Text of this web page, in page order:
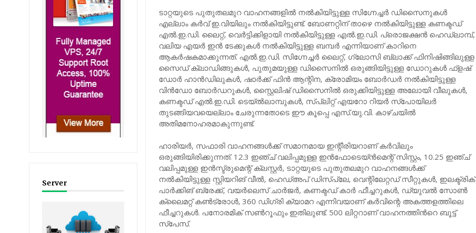
Server
ടാറ്റയുടെ പുതുതലമുറ വാഹനങ്ങളില്‍ നല്‍കിയിട്ടുള്ള സിഗ്നേച്ചര്‍ ഡിസൈനുകള്‍
എല്ലാം കര്‍വ് ഇ.വിയിലും നല്‍കിയിട്ടുണ്ട്. ബോണറ്റിന് താഴെ നല്‍കിയിട്ടുള്ള കണക്ടഡ്
എല്‍.ഇ.ഡി. ലൈറ്റ്, വെര്‍ട്ടിക്കിളായി നല്‍കിയിട്ടുള്ള എല്‍.ഇ.ഡി. പ്രൊജക്ഷന്‍ ഹെഡ്‌ലാമ്പ്,
വലിയ എയര്‍ ഇന്‍ ടേക്കുകള്‍ നല്‍കിയിട്ടുള്ള ബമ്പര്‍ എന്നിയാണ് കാറിനെ
ആകര്‍ഷകമാക്കുന്നത്. എല്‍.ഇ.ഡി. സിഗ്നേച്ചര്‍ ലൈറ്റ്, ഗ്ലോസി ബ്ലാക്ക് ഫിനിഷിങ്ങിലുള്ള
സൈഡ് ക്ലാഡിങ്ങുകള്‍, പുതുമയുള്ള ഡിസൈനില്‍ ഒരുങ്ങിയിട്ടുള്ള ഡോറുകള്‍ ഫ്‌ളഷ്
ഡോര്‍ ഹാന്‍ഡിലുകള്‍, ഷാര്‍ക്ക് ഫിന്‍ ആന്റിന, ക്രോമിയം ബോര്‍ഡര്‍ നല്‍കിയിട്ടുള്ള
വിന്‍ഡോ ബോര്‍ഡറുകള്‍, സ്റ്റൈലിഷ് ഡിസൈനില്‍ ഒരുക്കിയിട്ടുള്ള അലോയി വീലുകള്‍,
കണക്ടഡ് എല്‍.ഇ.ഡി. ടെയ്ല്‍ലാമ്പുകള്‍, സ്പ്ലിറ്റ് എയറോ റിയര്‍ സ്‌പോയിലര്‍
തുടങ്ങിയവയെല്ലാം ചേരുന്നതോടെ ഈ കൂപ്പെ എസ്.യു.വി. കാഴ്ചയില്‍
അതിമനോഹരമാകുന്നുണ്ട്.
ഹാരിയര്‍, സഫാരി വാഹനങ്ങള്‍ക്ക് സമാനമായ ഇന്റീരിയറാണ് കര്‍വിലും
ഒരുങ്ങിയിരിക്കുന്നത്. 12.3 ഇഞ്ച് വലിപ്പമുള്ള ഇന്‍ഫോടെയ്ന്‍മെന്റ് സിസ്റ്റം, 10.25 ഇഞ്ച്
വലിപ്പമുള്ള ഇന്‍സ്ട്രുമെന്റ് ക്ലസ്റ്റര്‍, ടാറ്റയുടെ പുതുതലമുറ വാഹനങ്ങള്‍ക്ക്
നല്‍കിയിട്ടുള്ള സ്റ്റിയറിങ് വീല്‍, ഹെഡ്അപ് ഡിസ്‌പ്ലേ, വെന്റിലേറ്റഡ് സീറ്റുകള്‍, ഇലക്ട്രിക്
പാര്‍ക്കിങ് ബ്രേക്ക്, വയര്‍ലെസ് ചാര്‍ജര്‍, കണക്ടഡ് കാര്‍ ഫീച്ചറുകള്‍, ഡ്യുവല്‍ സോണ്‍
ക്ലൈമറ്റ് കണ്‍ട്രോള്‍, 360 ഡിഗ്രി ക്യാമറ എന്നിവയാണ് കര്‍വിന്റെ അകത്തളത്തിലെ
ഫീച്ചറുകള്‍. പനോരമിക് സണ്‍റൂഫും ഇതിലുണ്ട്. 500 ലിറ്ററാണ് വാഹനത്തിന്‍റെ ബൂട്ട്
സ്പേസ്.